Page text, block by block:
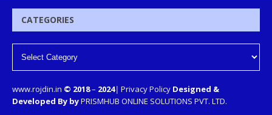
CATEGORIES
www.rojdin.in © 2018– 2024| Privacy Policy Designed &
Developed By byPRISMHUB ONLINE SOLUTIONS PVT. LTD.